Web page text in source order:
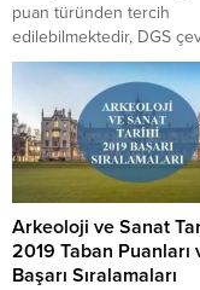
puan türünden tercih
edilebilmektedir, DGS
mühendisliği bölümünün
2018 taban puanlarına
nasıldır sorularının
buradan ulaşabilirsiniz.
Arkeoloji ve Sanat
2019 Taban Puanları
Başarı Sıralamaları